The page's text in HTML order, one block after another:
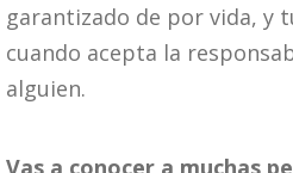
garantizado de por vida, y
cuando acepta la
alguien.
Vas a conocer a muchas